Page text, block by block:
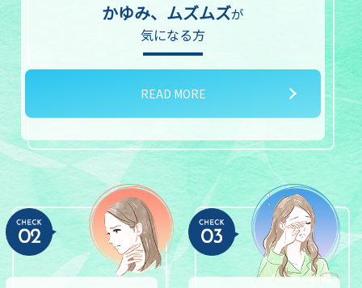
かゆみ、ムズムズが
気になる方
READ MORE